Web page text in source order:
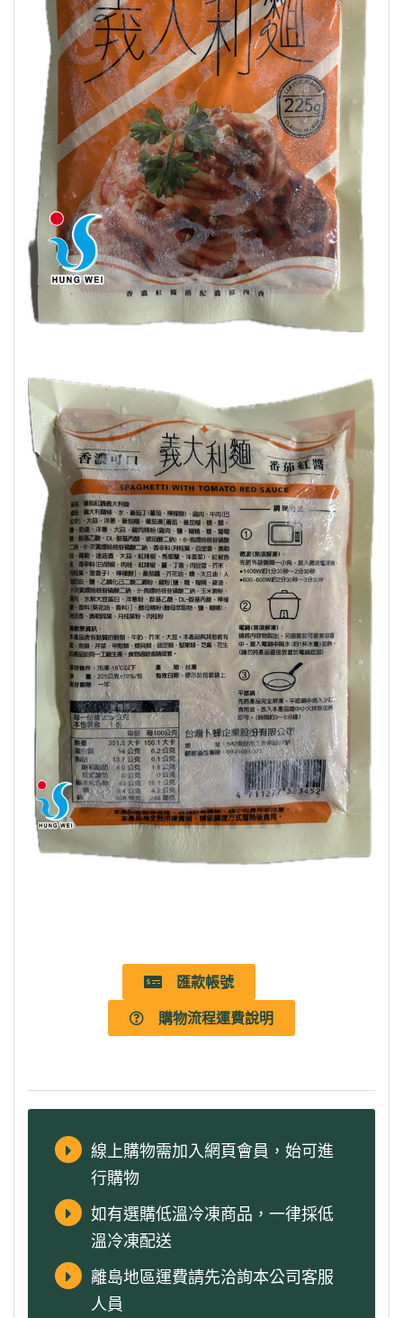
匯款帳號
購物流程運費說明
線上購物需加入網頁會員，始可進
行購物
如有選購低溫冷凍商品，一律採低
溫冷凍配送
離島地區運費請先洽詢本公司客服
人員